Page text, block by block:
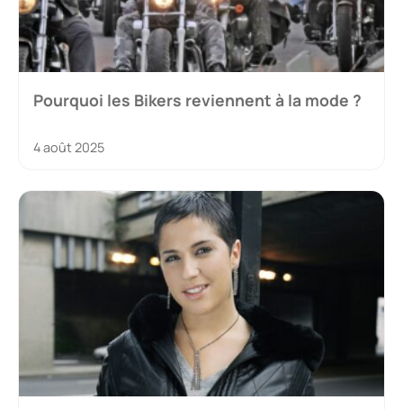
Pourquoi les Bikers reviennent à la mode ?
4 août 2025